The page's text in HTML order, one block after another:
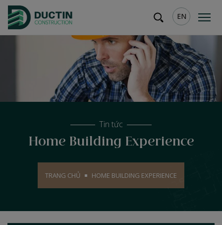
EN
Tin tức
Home Building Experience
TRANG CHỦ HOME BUILDING EXPERIENCE